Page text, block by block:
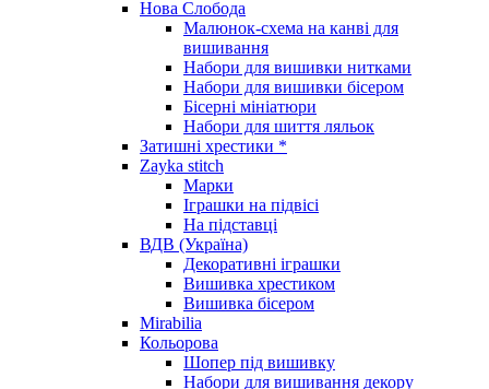
Нова Слобода
Малюнок-схема на канві для
вишивання
Набори для вишивки нитками
Набори для вишивки бісером
Бісерні мініатюри
Набори для шиття ляльок
Затишні хрестики *
Zayka stitch
Марки
Іграшки на підвісі
На підставці
ВДВ (Україна)
Декоративні іграшки
Вишивка хрестиком
Вишивка бісером
Mirabilia
Кольорова
Шопер під вишивку
Набори для вишивання декору